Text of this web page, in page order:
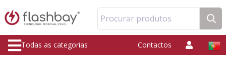
Procurar produtos
Todas as categorias Contactos